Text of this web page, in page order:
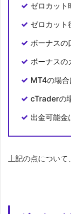
ゼロカット
ゼロカット
ボーナスの
ボーナスの
MT4の場
cTraderの
出金可能金
上記の点について